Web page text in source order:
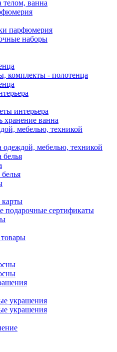
телом, ванна
парфюмерия
наборы
комплекты - полотенца
интерьера
хранение ванна
мебелью, техникой
одеждой, мебелью, техникой
белья
подарочные сертификаты
украшения
украшения